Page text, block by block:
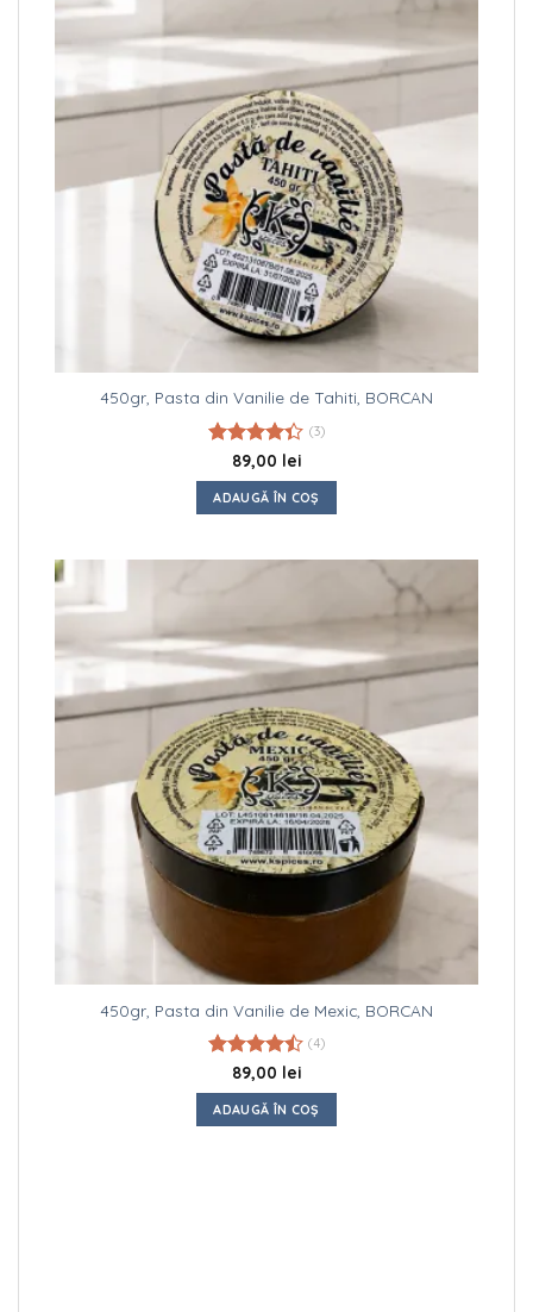
450gr, Pasta din Vanilie de Tahiti, BORCAN
Evaluat la
4.33din
5
(3)
89,00 lei
ADAUGĂ ÎN COȘ
450gr, Pasta din Vanilie de Mexic, BORCAN
Evaluat la
4.50din 5
(4)
89,00 lei
ADAUGĂ ÎN COȘ